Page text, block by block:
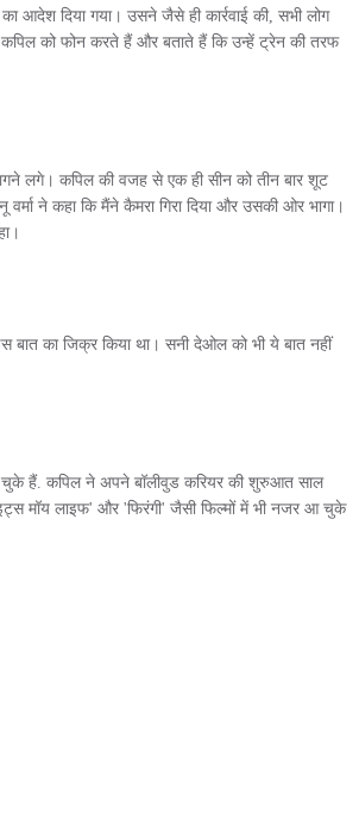
आदेश दिया गया। उसने जैसे ही कार्रवाई की, सभी लोग
को फोन करते हैं और बताते हैं कि उन्हें ट्रेन की तरफ
लगे। कपिल की वजह से एक ही सीन को तीन बार शूट
ने कहा कि मैंने कैमरा गिरा दिया और उसकी ओर भागा।
बात का जिक्र किया था। सनी देओल को भी ये बात नहीं
चुके हैं. कपिल ने अपने बॉलीवुड करियर की शुरुआत साल
मॉय लाइफ' और 'फिरंगी' जैसी फिल्मों में भी नजर आ चुके